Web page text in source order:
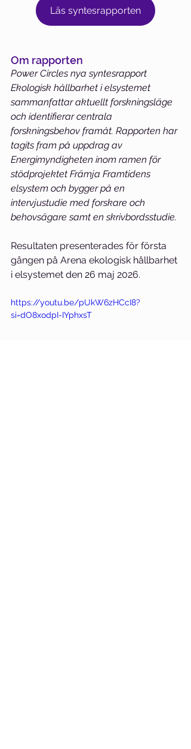
Läs syntesrapporten
Om rapporten
Power Circles nya syntesrapport
Ekologisk hållbarhet i elsystemet
sammanfattar aktuellt forskningsläge
och identifierar centrala
forskningsbehov framåt. Rapporten har
tagits fram på uppdrag av
Energimyndigheten inom ramen för
stödprojektet Främja Framtidens
elsystem och bygger på en
intervjustudie med forskare och
behovsägare samt en skrivbordsstudie.
Resultaten presenterades för första
gången på Arena ekologisk hållbarhet
i elsystemet den 26 maj 2026.
https://youtu.be/pUkW6zHCcI8?
si=dO8xodpI-IYphxsT